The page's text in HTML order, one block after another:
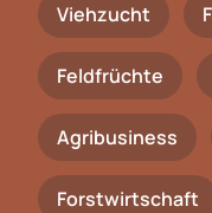
Viehzucht
Feldfrüchte
Agribusiness
Forstwirtschaft